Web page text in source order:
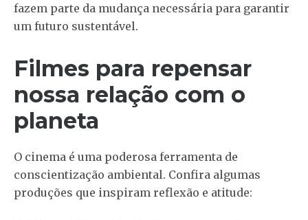
fazem parte da mudança necessária para garantir
um futuro sustentável.
Filmes para repensar
nossa relação com o
planeta
O cinema é uma poderosa ferramenta de
conscientização ambiental. Confira algumas
produções que inspiram reflexão e atitude: